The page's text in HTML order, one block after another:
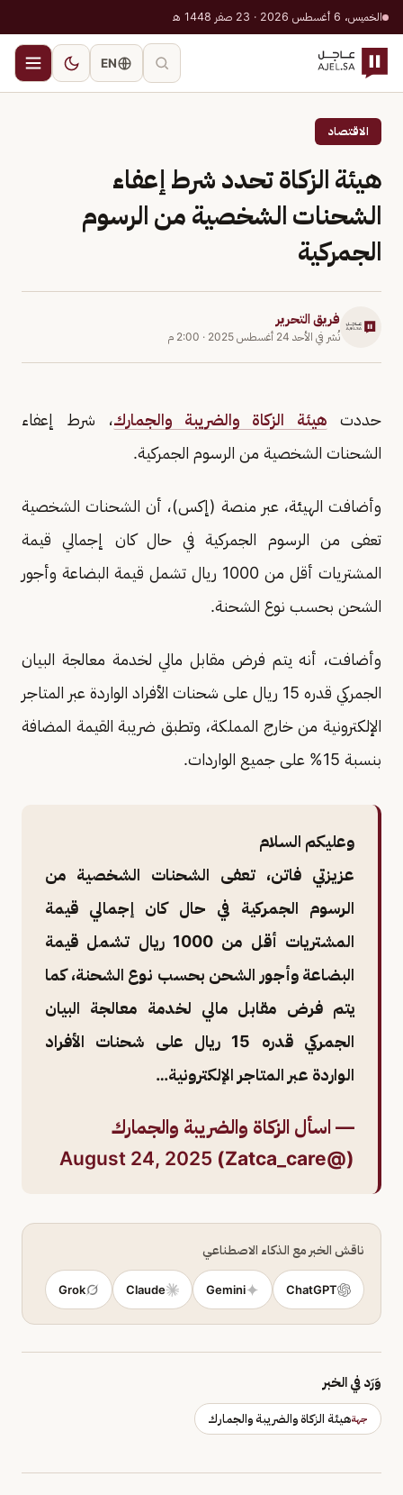
الخميس، 6 أغسطس 2026 · 23 صفر 1448 هـ
EN
الاقتصاد
هيئة الزكاة تحدد شرط إعفاء
الشحنات الشخصية من الرسوم
الجمركية
فريق التحرير
نُشر في الأحد 24 أغسطس 2025 · 2:00 م
حددت هيئة الزكاة والضريبة والجمارك، شرط إعفاء
الشحنات الشخصية من الرسوم الجمركية.
وأضافت الهيئة، عبر منصة (إكس)، أن الشحنات الشخصية
تعفى من الرسوم الجمركية في حال كان إجمالي قيمة
المشتريات أقل من 1000 ريال تشمل قيمة البضاعة وأجور
الشحن بحسب نوع الشحنة.
وأضافت، أنه يتم فرض مقابل مالي لخدمة معالجة البيان
الجمركي قدره 15 ريال على شحنات الأفراد الواردة عبر المتاجر
الإلكترونية من خارج المملكة، وتطبق ضريبة القيمة المضافة
بنسبة 15% على جميع الواردات.
وعليكم السلام
عزيزتي فاتن، تعفى الشحنات الشخصية من
الرسوم الجمركية في حال كان إجمالي قيمة
المشتريات أقل من 1000 ريال تشمل قيمة
البضاعة وأجور الشحن بحسب نوع الشحنة، كما
يتم فرض مقابل مالي لخدمة معالجة البيان
الجمركي قدره 15 ريال على شحنات الأفراد
الواردة عبر المتاجر الإلكترونية…
— اسأل الزكاة والضريبة والجمارك
(@Zatca_care)
August 24, 2025
ناقش الخبر مع الذكاء الاصطناعي
ChatGPT
Gemini
Claude
Grok
وَرَد في الخبر
جهةهيئة الزكاة والضريبة والجمارك